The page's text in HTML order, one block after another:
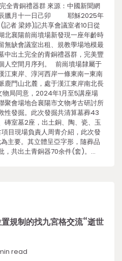
全青銅禮器群 來源：中國新聞網
辰臘月十一日己卯 耶穌2025年
記者 梁婷)記共享會議室者10日從
北襄陽前崗墳場新發現一座年齡時
無缺會議室出租、規教學場地模最
中出土完全的青銅禮器群，完美豐
人空間月序列。 前崗墳場隸屬于
江東岸、淳河西岸一條東南—東南
鹿門山北麓，處于漢江東岸南北長
局同意，2024年1月至5講座場
聚會場地合襄陽市文物考古研討所
性發掘。此次發掘共清算墓葬43
磚室墓2座，出土銅、陶、瓷、玉
目現場負責人周青介紹，此次發
主要。其立體呈亞字形，隨葬品
，共出土青銅器70余件(套)。…
規制的找九宮格交流“逝世
read